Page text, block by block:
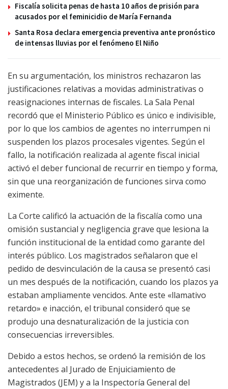
Fiscalía solicita penas de hasta 10 años de prisión para
acusados por el feminicidio de María Fernanda
Santa Rosa declara emergencia preventiva ante pronóstico
de intensas lluvias por el fenómeno El Niño
En su argumentación, los ministros rechazaron las
justificaciones relativas a movidas administrativas o
reasignaciones internas de fiscales. La Sala Penal
recordó que el Ministerio Público es único e indivisible,
por lo que los cambios de agentes no interrumpen ni
suspenden los plazos procesales vigentes. Según el
fallo, la notificación realizada al agente fiscal inicial
activó el deber funcional de recurrir en tiempo y forma,
sin que una reorganización de funciones sirva como
eximente.
La Corte calificó la actuación de la fiscalía como una
omisión sustancial y negligencia grave que lesiona la
función institucional de la entidad como garante del
interés público. Los magistrados señalaron que el
pedido de desvinculación de la causa se presentó casi
un mes después de la notificación, cuando los plazos ya
estaban ampliamente vencidos. Ante este «llamativo
retardo» e inacción, el tribunal consideró que se
produjo una desnaturalización de la justicia con
consecuencias irreversibles.
Debido a estos hechos, se ordenó la remisión de los
antecedentes al Jurado de Enjuiciamiento de
Magistrados (JEM) y a la Inspectoría General del